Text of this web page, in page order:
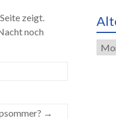
zeigt.
noch
→
Alte